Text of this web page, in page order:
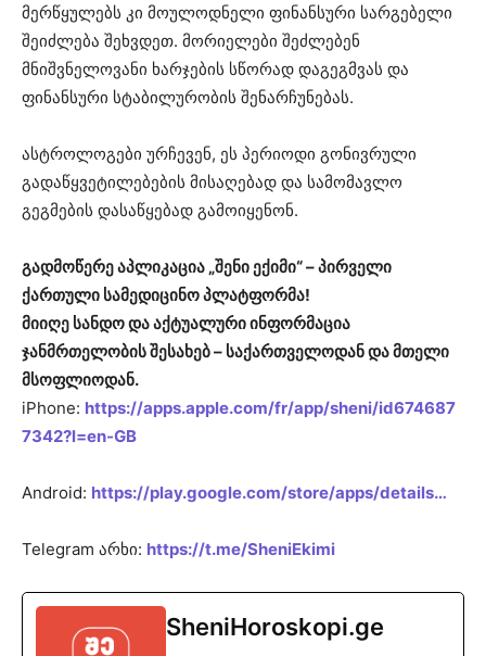
მერწყულებს კი მოულოდნელი ფინანსური სარგებელი
შეიძლება შეხვდეთ. მორიელები შეძლებენ
მნიშვნელოვანი ხარჯების სწორად დაგეგმვას და
ფინანსური სტაბილურობის შენარჩუნებას.
ასტროლოგები ურჩევენ, ეს პერიოდი გონივრული
გადაწყვეტილებების მისაღებად და სამომავლო
გეგმების დასაწყებად გამოიყენონ.
გადმოწერე აპლიკაცია „შენი ექიმი“ – პირველი
ქართული სამედიცინო პლატფორმა!
მიიღე სანდო და აქტუალური ინფორმაცია
ჯანმრთელობის შესახებ – საქართველოდან და მთელი
მსოფლიოდან.
iPhone: https://apps.apple.com/fr/app/sheni/id674687
7342?l=en-GB
Android: https://play.google.com/store/apps/details…
Telegram არხი: https://t.me/SheniEkimi
SheniHoroskopi.ge